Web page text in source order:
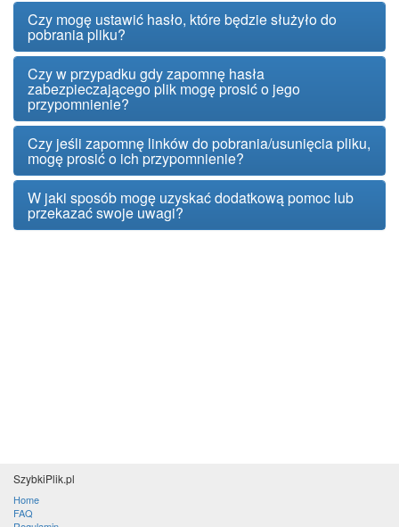
Czy mogę ustawić hasło, które będzie służyło do
pobrania pliku?
Czy w przypadku gdy zapomnę hasła
zabezpieczającego plik mogę prosić o jego
przypomnienie?
Czy jeśli zapomnę linków do pobrania/usunięcia pliku,
mogę prosić o ich przypomnienie?
W jaki sposób mogę uzyskać dodatkową pomoc lub
przekazać swoje uwagi?
SzybkiPlik.pl
Home
FAQ